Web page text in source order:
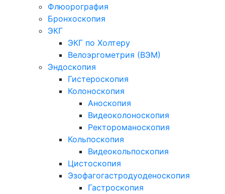
Флюорография
Бронхоскопия
ЭКГ
ЭКГ по Холтеру
Велоэргометрия (ВЭМ)
Эндоскопия
Гистероскопия
Колоноскопия
Аноскопия
Видеоколоноскопия
Ректороманоскопия
Кольпоскопия
Видеокольпоскопия
Цистоскопия
Эзофагогастродуоденоскопия
Гастроскопия